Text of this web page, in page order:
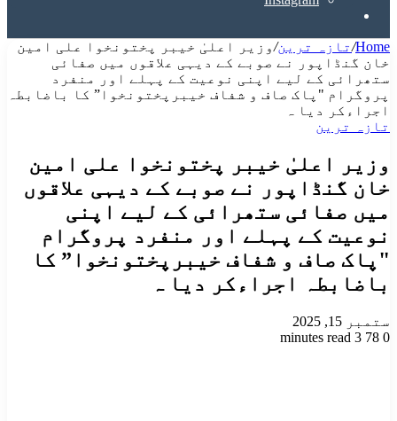
Home
/تازہ ترین/وزیر اعلیٰ خیبر پختونخوا علی امین
خان گنڈاپور نے صوبے کے دیہی علاقوں میں صفائی
ستھرائی کے لیے اپنی نوعیت کے پہلے اور منفرد
پروگرام "پاک صاف و شفاف خیبرپختونخوا” کا باضابطہ
اجراءکر دیا ہ
تازہ ترین
وزیر اعلیٰ خیبر پختونخوا علی امین
خان گنڈاپور نے صوبے کے دیہی علاقوں
میں صفائی ستھرائی کے لیے اپنی
نوعیت کے پہلے اور منفرد پروگرام
"پاک صاف و شفاف خیبرپختونخوا” کا
باضابطہ اجراءکر دیا ہ
ستمبر 15, 2025
0
3 minutes read